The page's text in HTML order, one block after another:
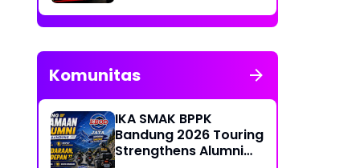
Kasus Penyekapan
dan Penganiayaan
Komunitas
IKA SMAK BPPK
Bandung 2026 Touring
Strengthens Alumni